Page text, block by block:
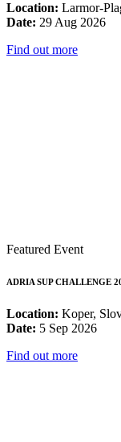
Location: Larmor-
Date: 29 Aug 2026
Find out more
Featured Event
ADRIA SUP CHALLENGE
Location: Koper,
Date: 5 Sep 2026
Find out more